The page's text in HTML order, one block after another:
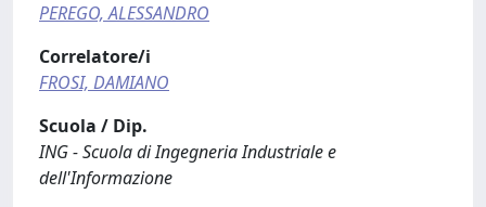
PEREGO, ALESSANDRO
Correlatore/i
FROSI, DAMIANO
Scuola / Dip.
ING - Scuola di Ingegneria Industriale e
dell'Informazione